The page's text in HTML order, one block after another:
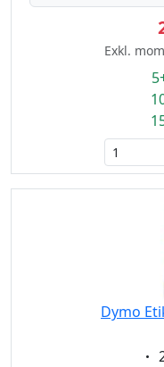
Exkl.
Dymo